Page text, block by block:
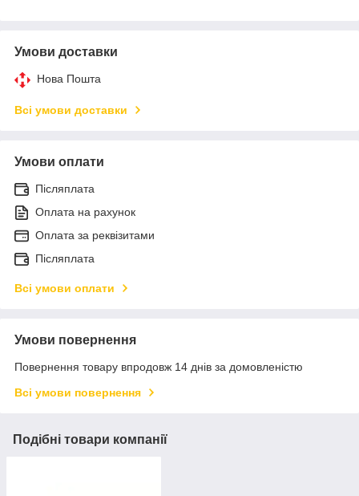
Умови доставки
Нова Пошта
Всі умови доставки
Умови оплати
Післяплата
Оплата на рахунок
Оплата за реквізитами
Післяплата
Всі умови оплати
Умови повернення
Повернення товару впродовж 14 днів за домовленістю
Всі умови повернення
Подібні товари компанії